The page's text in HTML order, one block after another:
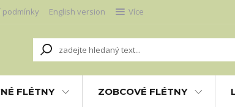
podmínky English version Více
FLÉTNY ZOBCOVÉ FLÉTNY